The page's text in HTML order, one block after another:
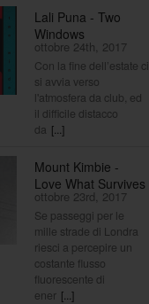
Lali Puna - Two
Windows
ottobre 24th, 2017
Con la fine dell’estate ci
si avvia verso
l'atmosfera da club, ed
il difficile distacco
da [...]
Mount Kimbie -
Love What Survives
ottobre 23rd, 2017
Se passeggi per le
mille strade di Londra
riesci a percepire un
costante flusso
fluorescente di
ener [...]